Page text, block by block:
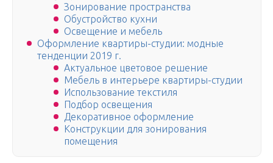
Зонирование пространства
Обустройство кухни
Освещение и мебель
Оформление квартиры-студии: модные
тенденции 2019 г.
Актуальное цветовое решение
Мебель в интерьере квартиры-студии
Использование текстиля
Подбор освещения
Декоративное оформление
Конструкции для зонирования
помещения